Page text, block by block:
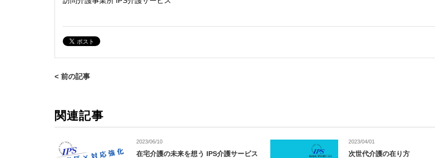
< 前の記事
関連記事
2023/06/10
在宅介護の未来を想う IPS介護サービス
2023/04/01
次世代介護の在り方